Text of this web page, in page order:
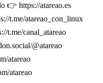
👉 https://atareao.es
t.me/atareao_con_linux
t.me/canal_atareao
@atareao
atareao
atareao